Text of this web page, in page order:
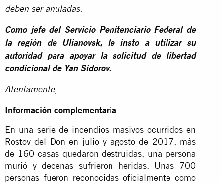
deben ser anuladas.
Como jefe del Servicio Penitenciario Federal de
la región de Ulianovsk, le insto a utilizar su
autoridad para apoyar la solicitud de libertad
condicional de Yan Sidorov.
Atentamente,
Información complementaria
En una serie de incendios masivos ocurridos en
Rostov del Don en julio y agosto de 2017, más
de 160 casas quedaron destruidas, una persona
murió y decenas sufrieron heridas. Unas 700
personas fueron reconocidas oficialmente como